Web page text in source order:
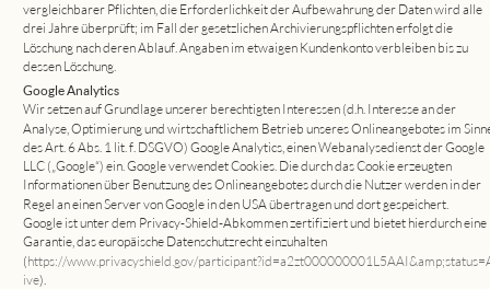
vergleichbarer Pflichten, die Erforderlichkeit der Aufbewahrung der Daten wird alle
drei Jahre überprüft; im Fall der gesetzlichen Archivierungspflichten erfolgt die
Löschung nach deren Ablauf. Angaben im etwaigen Kundenkonto verbleiben bis zu
dessen Löschung.
Google Analytics
Wir setzen auf Grundlage unserer berechtigten Interessen (d.h. Interesse an der
Analyse, Optimierung und wirtschaftlichem Betrieb unseres Onlineangebotes im
des Art. 6 Abs. 1 lit. f. DSGVO) Google Analytics, einen Webanalysedienst der Google
LLC („Google“) ein. Google verwendet Cookies. Die durch das Cookie erzeugten
Informationen über Benutzung des Onlineangebotes durch die Nutzer werden in der
Regel an einen Server von Google in den USA übertragen und dort gespeichert.
Google ist unter dem Privacy-Shield-Abkommen zertifiziert und bietet hierdurch eine
Garantie, das europäische Datenschutzrecht einzuhalten
(https://www.privacyshield.gov/
ive).